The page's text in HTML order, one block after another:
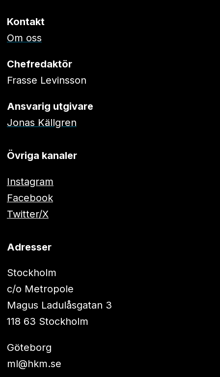
Kontakt
Om oss
Chefredaktör
Frasse Levinsson
Ansvarig utgivare
Jonas Källgren
Övriga kanaler
Instagram
Facebook
Twitter/X
Adresser
Stockholm
c/o Metropole
Magus Ladulåsgatan 3
118 63 Stockholm
Göteborg
ml@hkm.se